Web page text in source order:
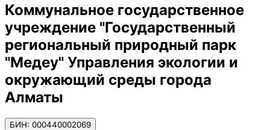
Коммунальное государственное
учреждение "Государственный
региональный природный парк
"Медеу" Управления экологии и
окружающий среды города
Алматы
БИН: 000440002069